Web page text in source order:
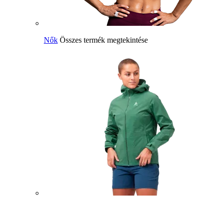
Nők Összes termék megtekintése